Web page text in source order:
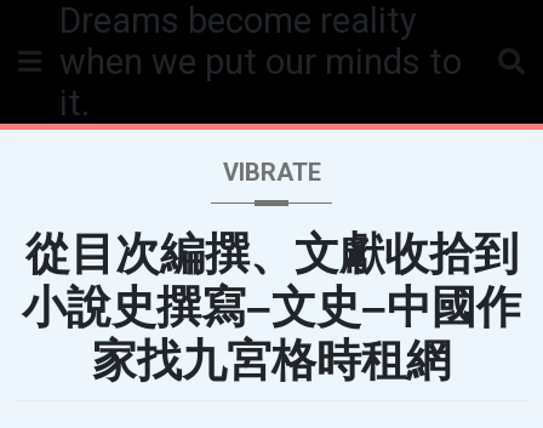
content
Dreams become reality
when we put our minds to
it.
VIBRATE
從目次編撰、文獻收拾到
小說史撰寫–文史–中國作
家找九宮格時租網